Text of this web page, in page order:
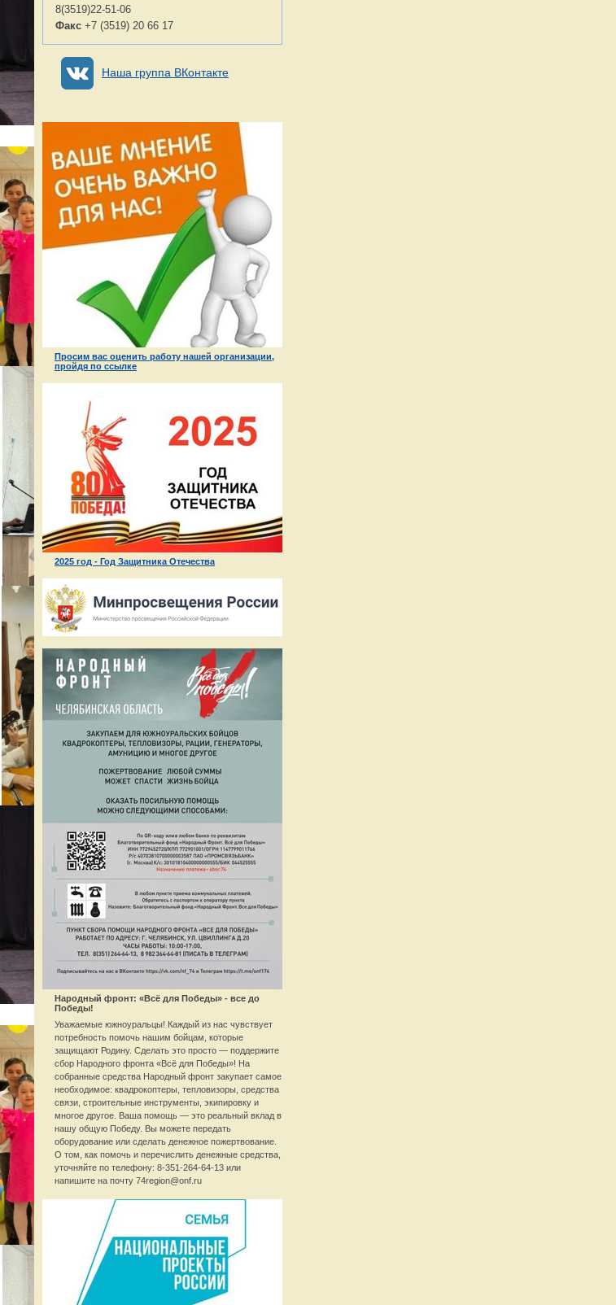
8(3519)22-51-06
Факс +7 (3519) 20 66 17
Наша группа ВКонтакте
Просим вас оценить работу нашей организации,
пройдя по ссылке
2025 год - Год Защитника Отечества
Народный фронт: «Всё для Победы» - все до
Победы!
Уважаемые южноуральцы! Каждый из нас чувствует
потребность помочь нашим бойцам, которые
защищают Родину. Сделать это просто — поддержите
сбор Народного фронта «Всё для Победы»! На
собранные средства Народный фронт закупает самое
необходимое: квадрокоптеры, тепловизоры, средства
связи, строительные инструменты, экипировку и
многое другое. Ваша помощь — это реальный вклад в
нашу общую Победу. Вы можете передать
оборудование или сделать денежное пожертвование.
О том, как помочь и перечислить денежные средства,
уточняйте по телефону: 8-351-264-64-13 или
напишите на почту 74region@onf.ru